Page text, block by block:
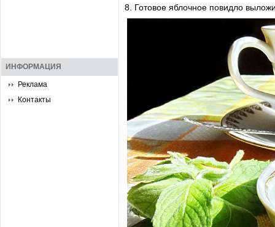
ИНФОРМАЦИЯ
Реклама
Контакты
8. Готовое яблочное повидло